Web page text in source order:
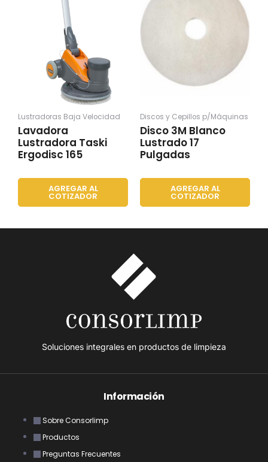
Lustradoras Baja Velocidad
Lavadora
Lustradora Taski
Ergodisc 165
AGREGAR AL
COTIZADOR
Discos y Cepillos p/Máquinas
Disco 3M Blanco
Lustrado 17
Pulgadas
AGREGAR AL
COTIZADOR
Soluciones integrales en productos de limpieza
Información
Sobre Consorlimp
Productos
Preguntas Frecuentes